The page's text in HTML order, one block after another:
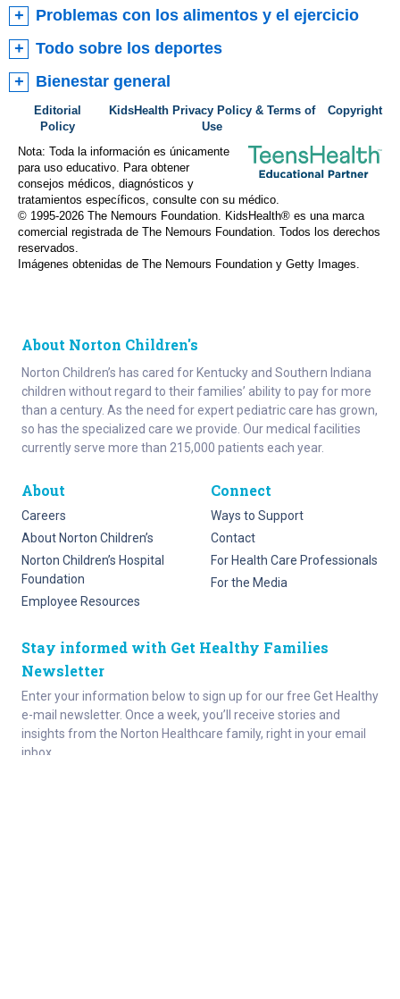
Problemas con los alimentos y el ejercicio
Todo sobre los deportes
Bienestar general
Editorial
Policy
KidsHealth Privacy Policy & Terms of
Use
Copyright
Nota: Toda la información es únicamente
para uso educativo. Para obtener
consejos médicos, diagnósticos y
tratamientos específicos, consulte con su médico.
© 1995-2026 The Nemours Foundation. KidsHealth® es una marca
comercial registrada de The Nemours Foundation. Todos los derechos
reservados.
Imágenes obtenidas de The Nemours Foundation y Getty Images.
About Norton Children's
Norton Children’s has cared for Kentucky and Southern Indiana
children without regard to their families’ ability to pay for more
than a century. As the need for expert pediatric care has grown,
so has the specialized care we provide. Our medical facilities
currently serve more than 215,000 patients each year.
About
Careers
About Norton Children’s
Norton Children’s Hospital
Foundation
Employee Resources
Connect
Ways to Support
Contact
For Health Care Professionals
For the Media
Stay informed with Get Healthy Families
Newsletter
Enter your information below to sign up for our free Get Healthy
e-mail newsletter. Once a week, you’ll receive stories and
insights from the Norton Healthcare family, right in your email
inbox.